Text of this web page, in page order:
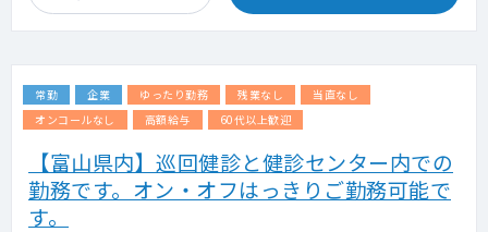
Support regulatory interactions related to
biomarkers and translational research
を統合し、NEXT Stage ERのデータも活用す
ることで、製薬企業向けにこれまで以上に充
案件増加に伴い、臨床経験及び、データ解
析・臨床研究の経験豊富なMedical Doctorを
■お任せしたいミッション
弊社の医療データ事業部は、既存のサービス
事業者よりも深い診療情報データ利活用によ
常勤 企業 ゆったり勤務 残業なし
当直なし
オンコールなし
高額給与 60代以上歓迎
【富山県内】巡回健診と健診センター内での
勤務です。オン・オフはっきりご勤務可能で
す。